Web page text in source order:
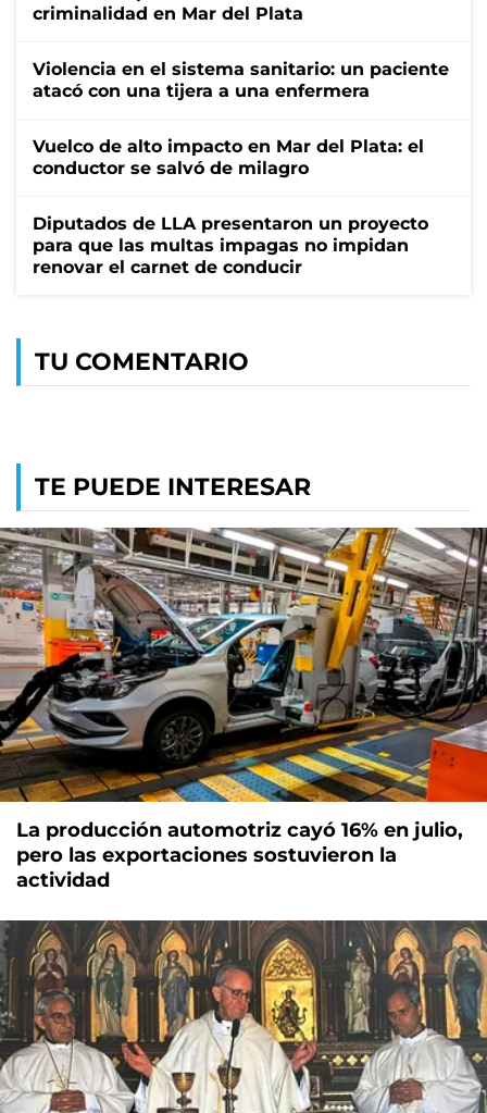
criminalidad en Mar del Plata
Violencia en el sistema sanitario: un paciente
atacó con una tijera a una enfermera
Vuelco de alto impacto en Mar del Plata: el
conductor se salvó de milagro
Diputados de LLA presentaron un proyecto
para que las multas impagas no impidan
renovar el carnet de conducir
TU COMENTARIO
TE PUEDE INTERESAR
La producción automotriz cayó 16% en julio,
pero las exportaciones sostuvieron la
actividad